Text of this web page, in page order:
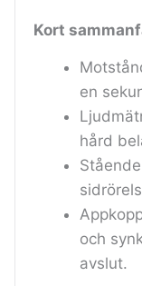
Kort
en
hård
och
avslut.